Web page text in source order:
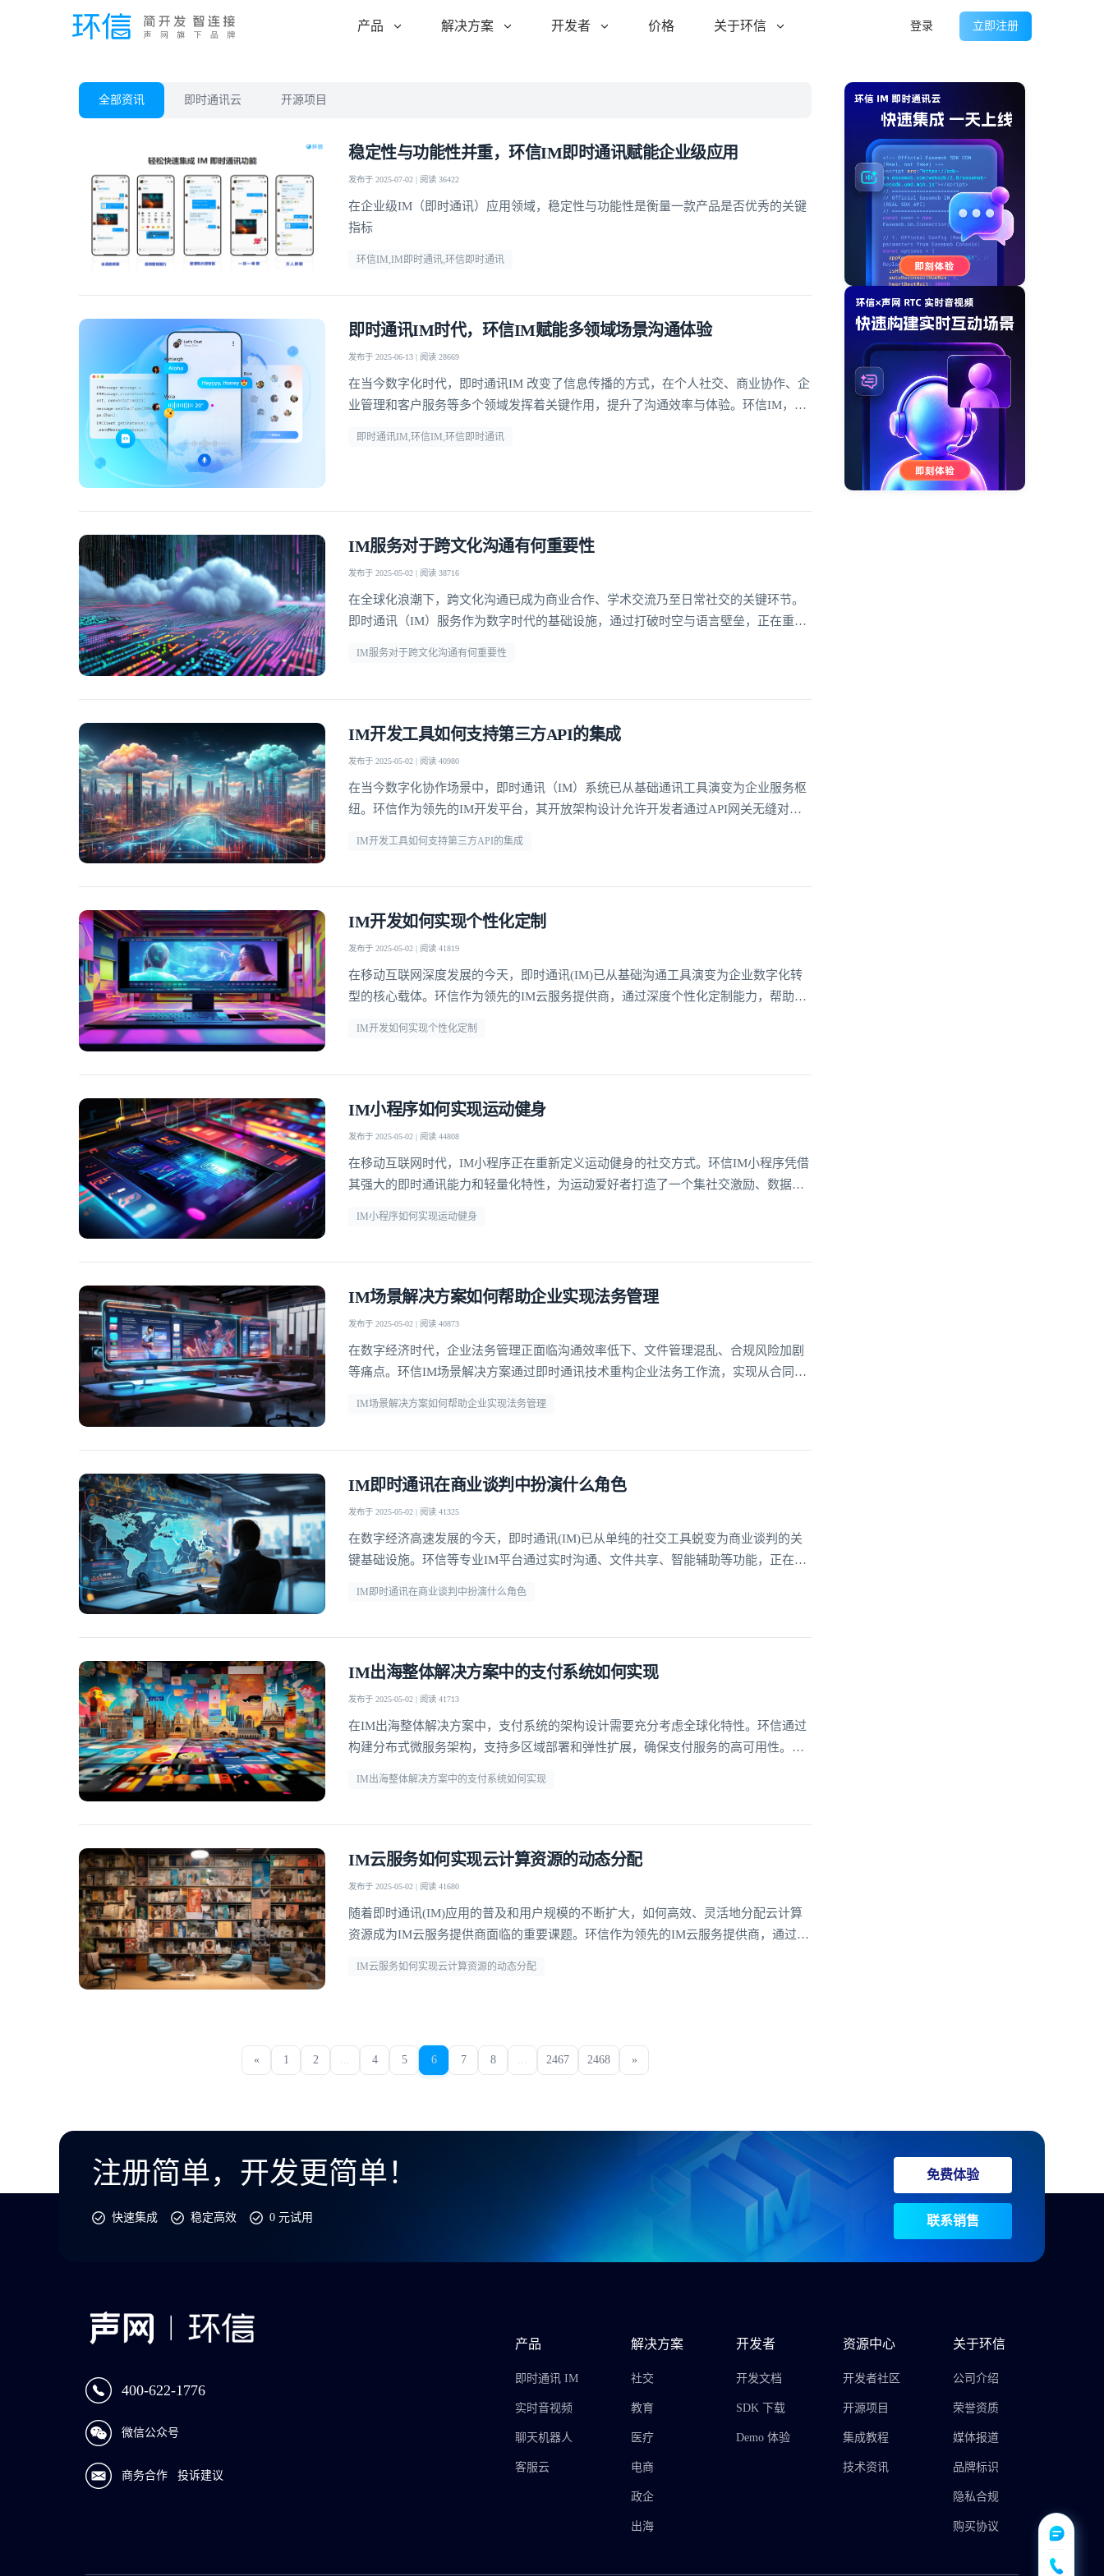
产品 解决方案 开发者 价格 关于环信 登录 立即注册
全部资讯 即时通讯云 开源项目
稳定性与功能性并重，环信IM即时通讯赋能企业级应用
发布于 2025-07-02 | 阅读 36422
在企业级IM（即时通讯）应用领域，稳定性与功能性是衡量一款产品是否优秀的关键
指标
环信IM,IM即时通讯,环信即时通讯
即时通讯IM时代，环信IM赋能多领域场景沟通体验
发布于 2025-06-13 | 阅读 28669
在当今数字化时代，即时通讯IM 改变了信息传播的方式，在个人社交、商业协作、企
业管理和客户服务等多个领域发挥着关键作用，提升了沟通效率与体验。环信IM，作
即时通讯IM,环信IM,环信即时通讯
IM服务对于跨文化沟通有何重要性
发布于 2025-05-02 | 阅读 38716
在全球化浪潮下，跨文化沟通已成为商业合作、学术交流乃至日常社交的关键环节。
即时通讯（IM）服务作为数字时代的基础设施，通过打破时空与语言壁垒，正在重塑
IM服务对于跨文化沟通有何重要性
IM开发工具如何支持第三方API的集成
发布于 2025-05-02 | 阅读 40980
在当今数字化协作场景中，即时通讯（IM）系统已从基础通讯工具演变为企业服务枢
纽。环信作为领先的IM开发平台，其开放架构设计允许开发者通过API网关无缝对接
IM开发工具如何支持第三方API的集成
IM开发如何实现个性化定制
发布于 2025-05-02 | 阅读 41819
在移动互联网深度发展的今天，即时通讯(IM)已从基础沟通工具演变为企业数字化转
型的核心载体。环信作为领先的IM云服务提供商，通过深度个性化定制能力，帮助不
IM开发如何实现个性化定制
IM小程序如何实现运动健身
发布于 2025-05-02 | 阅读 44808
在移动互联网时代，IM小程序正在重新定义运动健身的社交方式。环信IM小程序凭借
其强大的即时通讯能力和轻量化特性，为运动爱好者打造了一个集社交激励、数据共
IM小程序如何实现运动健身
IM场景解决方案如何帮助企业实现法务管理
发布于 2025-05-02 | 阅读 40873
在数字经济时代，企业法务管理正面临沟通效率低下、文件管理混乱、合规风险加剧
等痛点。环信IM场景解决方案通过即时通讯技术重构企业法务工作流，实现从合同审
IM场景解决方案如何帮助企业实现法务管理
IM即时通讯在商业谈判中扮演什么角色
发布于 2025-05-02 | 阅读 41325
在数字经济高速发展的今天，即时通讯(IM)已从单纯的社交工具蜕变为商业谈判的关
键基础设施。环信等专业IM平台通过实时沟通、文件共享、智能辅助等功能，正在重
IM即时通讯在商业谈判中扮演什么角色
IM出海整体解决方案中的支付系统如何实现
发布于 2025-05-02 | 阅读 41713
在IM出海整体解决方案中，支付系统的架构设计需要充分考虑全球化特性。环信通过
构建分布式微服务架构，支持多区域部署和弹性扩展，确保支付服务的高可用性。系
IM出海整体解决方案中的支付系统如何实现
IM云服务如何实现云计算资源的动态分配
发布于 2025-05-02 | 阅读 41680
随着即时通讯(IM)应用的普及和用户规模的不断扩大，如何高效、灵活地分配云计算
资源成为IM云服务提供商面临的重要课题。环信作为领先的IM云服务提供商，通过智
IM云服务如何实现云计算资源的动态分配
« 1 2 4 5 6 7 8 2467 2468 »
注册简单，开发更简单！
快速集成 稳定高效 0 元试用
免费体验
联系销售
400-622-1776
微信公众号
商务合作 投诉建议
产品
即时通讯 IM
实时音视频
聊天机器人
客服云
解决方案
社交
教育
医疗
电商
政企
出海
开发者
开发文档
SDK 下载
Demo 体验
资源中心
开发者社区
开源项目
集成教程
技术资讯
关于环信
公司介绍
荣誉资质
媒体报道
品牌标识
隐私合规
购买协议
我已阅读并同意
提交
不了，谢谢
登录即时通讯云
登录客服云